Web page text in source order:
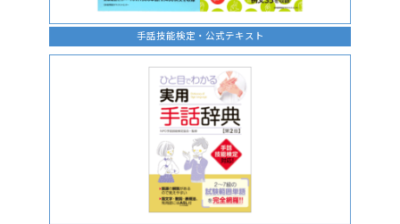
手話技能検定・公式テキスト